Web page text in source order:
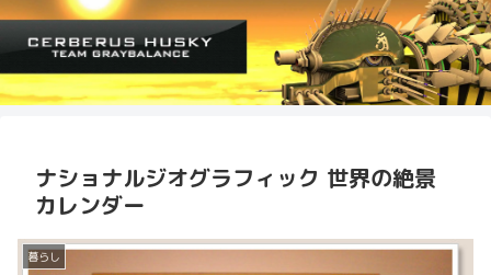
ナショナルジオグラフィック 世界の絶景
カレンダー
暮らし